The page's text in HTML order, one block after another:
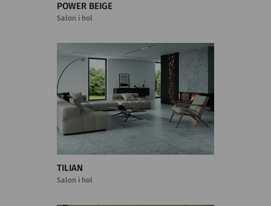
POWER BEIGE
Salon i hol
TILIAN
Salon i hol